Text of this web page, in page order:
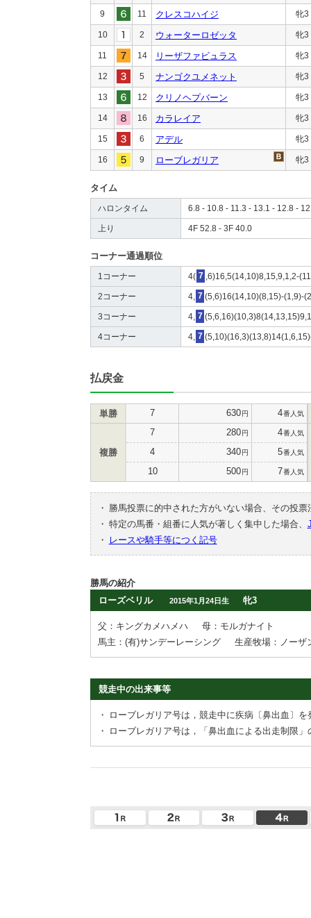
9 11 クレスコハイジ 牝3
10 2 ウォーターロゼッタ 牝3
11 14 リーザファビュラス 牝3
12 5 ナンゴクユメネット 牝3
13 12 クリノヘプバーン 牝3
14 16 カラレイア 牝3
15 6 アデル 牝3
16 9 ローブレガリア 牝3
タイム
ハロンタイム 6.8 - 10.8 - 11.3 - 13.1 - 12.8 -
上り 4F 52.8 - 3F 40.0
コーナー通過順位
1コーナー 4( 7 ,6)16,5(14,10)8,15,9,1,2-
2コーナー 4, 7 (5,6)16(14,10)(8,15)-(1,9)-
3コーナー 4, 7
4コーナー 4, 7
払戻金
単勝 7 630円 4番人気
複勝
7 280円 4番人気
4 340円 5番人気
10 500円 7番人気
・
勝馬投票に的中された方がいない場合、その投
・ 特定の馬番・組番に人気が著しく集中した場合、
・
レースや騎手等につく記号
勝馬の紹介
ローズベリル
2015年1月24日生 牝3
父：キングカメハメハ
母：モルガナイト
馬主：(有)サンデーレーシング
生産牧場：ノーザ
競走中の出来事等
・
ローブレガリア号は，競走中に疾病〔鼻出血〕を
・
ローブレガリア号は，「鼻出血による出走制限